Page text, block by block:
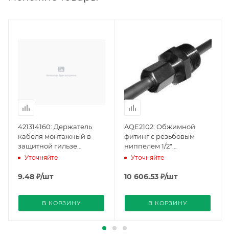
421314160: Держатель
кабеля монтажный в
защитной гильзе
(BPZ:421314160), Siemens
Уточняйте
9.48 ₽/шт
В КОРЗИНУ
AQE2102: Обжимной
фитинг с резьбовым
ниппелем 1/2"
(BPZ:AQE2102), Siemens
Уточняйте
10 606.53 ₽/шт
В КОРЗИНУ